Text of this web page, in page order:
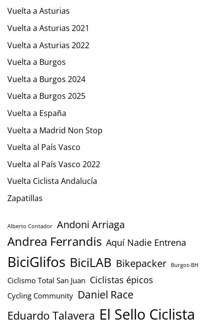
Vuelta a Asturias
Vuelta a Asturias 2021
Vuelta a Asturias 2022
Vuelta a Burgos
Vuelta a Burgos 2024
Vuelta a Burgos 2025
Vuelta a España
Vuelta a Madrid Non Stop
Vuelta al País Vasco
Vuelta al País Vasco 2022
Vuelta Ciclista Andalucía
Zapatillas
Alberto Contador Andoni Arriaga
Andrea Ferrandis Aquí Nadie Entrena
BiciGlifos BiciLAB Bikepacker Burgos-BH
Ciclismo Total San Juan Ciclistas épicos
Cycling Community Daniel Race
Eduardo Talavera El Sello Ciclista